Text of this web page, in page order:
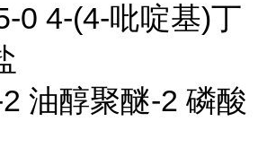
0 4-(4-吡啶基)丁
油醇聚醚-2 磷酸